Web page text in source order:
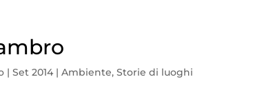
|Set 2014 |Ambiente,Storie di luoghi